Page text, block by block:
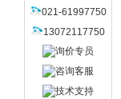
021-61997750
13072117750